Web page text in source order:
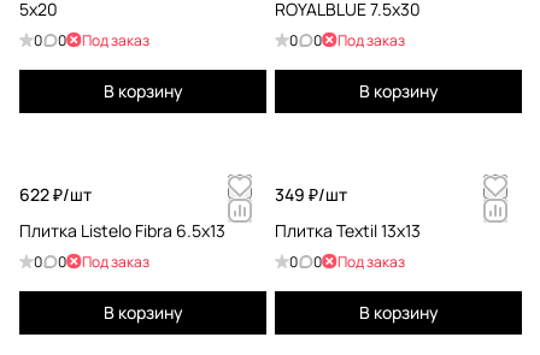
5x20
0 0 Под заказ
В корзину
ROYALBLUE 7.5x30
0 0 Под заказ
В корзину
622 ₽/шт
Плитка Listelo Fibra 6.5x13
0 0 Под заказ
В корзину
349 ₽/шт
Плитка Textil 13x13
0 0 Под заказ
В корзину